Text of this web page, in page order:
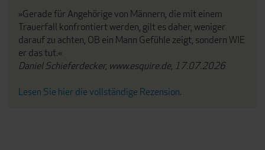
»Gerade für Angehörige von Männern, die mit einem
Trauerfall konfrontiert werden, gilt es daher, weniger
darauf zu achten, OB ein Mann Gefühle zeigt, sondern WIE
er das tut.«
Daniel Schieferdecker, www.esquire.de, 17.07.2026
Lesen Sie hier die vollständige Rezension.